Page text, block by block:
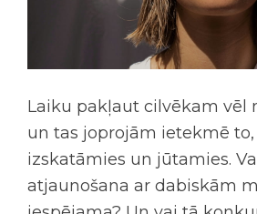
Laiku pakļaut cilvēkam vēl
un tas joprojām ietekmē to,
izskatāmies un jūtamies.
atjaunošana ar dabiskām